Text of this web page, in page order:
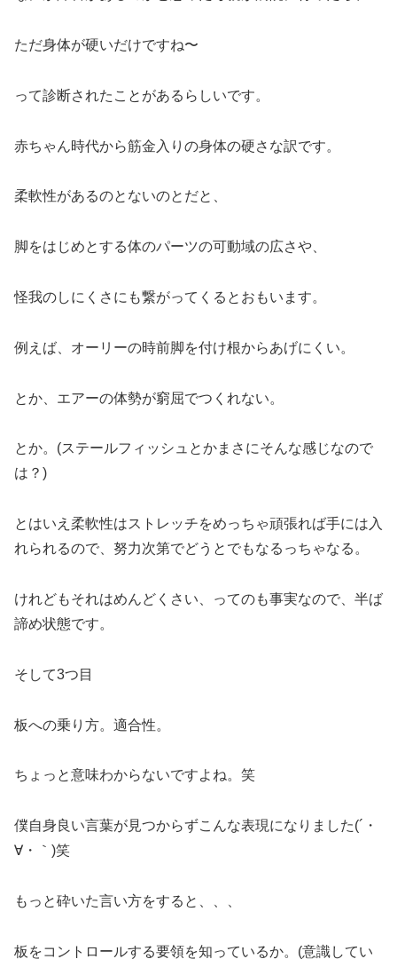
ただ身体が硬いだけですね〜
って診断されたことがあるらしいです。
赤ちゃん時代から筋金入りの身体の硬さな訳です。
柔軟性があるのとないのとだと、
脚をはじめとする体のパーツの可動域の広さや、
怪我のしにくさにも繋がってくるとおもいます。
例えば、オーリーの時前脚を付け根からあげにくい。
とか、エアーの体勢が窮屈でつくれない。
とか。(ステールフィッシュとかまさにそんな感じなので
は？)
とはいえ柔軟性はストレッチをめっちゃ頑張れば手には入
れられるので、努力次第でどうとでもなるっちゃなる。
けれどもそれはめんどくさい、ってのも事実なので、半ば
諦め状態です。
そして3つ目
板への乗り方。適合性。
ちょっと意味わからないですよね。笑
僕自身良い言葉が見つからずこんな表現になりました(´・
∀・｀)笑
もっと砕いた言い方をすると、、、
板をコントロールする要領を知っているか。(意識してい